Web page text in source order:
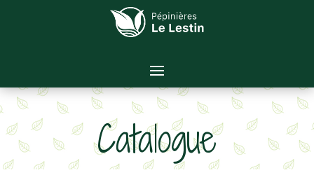
Catalogue